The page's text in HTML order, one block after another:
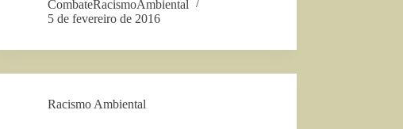
CombateRacismoAmbiental
5 de fevereiro de 2016
Racismo Ambiental